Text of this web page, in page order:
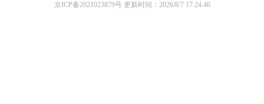
京ICP备2021023879号更新时间：2026/8/7 17:24:46